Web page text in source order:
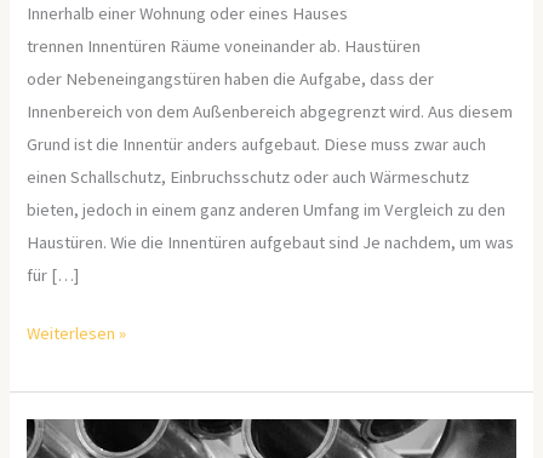
Innerhalb einer Wohnung oder eines Hauses
trennen Innentüren Räume voneinander ab. Haustüren
oder Nebeneingangstüren haben die Aufgabe, dass der
Innenbereich von dem Außenbereich abgegrenzt wird. Aus diesem
Grund ist die Innentür anders aufgebaut. Diese muss zwar auch
einen Schallschutz, Einbruchsschutz oder auch Wärmeschutz
bieten, jedoch in einem ganz anderen Umfang im Vergleich zu den
Haustüren. Wie die Innentüren aufgebaut sind Je nachdem, um was
für […]
Weiterlesen »
Rohrverbindungsstücke: